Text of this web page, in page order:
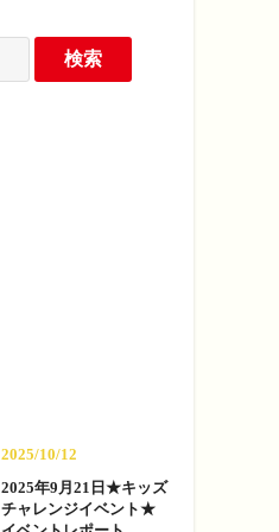
2025/10/12
2025年9月21日★キッズ
チャレンジイベント★